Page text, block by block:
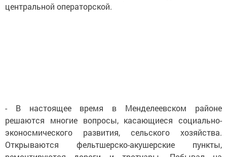
центральной операторской.
- В настоящее время в Менделеевском районе
решаются многие вопросы, касающиеся социально-
эконосмического развития, сельского хозяйства.
Открываются фельтшерско-акушерские пункты,